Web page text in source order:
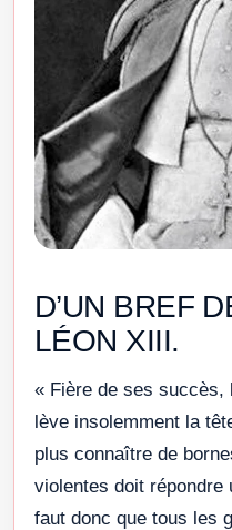
D’UN BREF
LÉON XIII.
« Fière de ses succès,
lève insolemment la
plus connaître de
violentes doit répondre
faut donc que tous les